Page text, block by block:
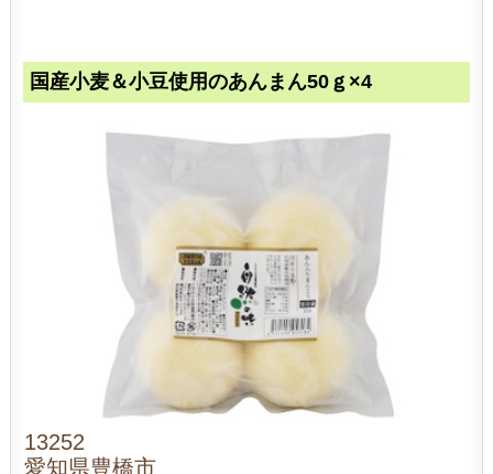
国産小麦＆小豆使用のあんまん50ｇ×4
13252
愛知県豊橋市